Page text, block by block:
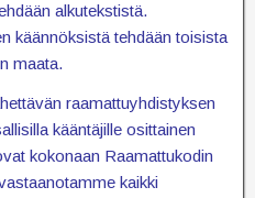
alkutekstistä.
käännöksistä tehdään toisista
maata.
raamattuyhdistyksen
kääntäjille osittainen
kokonaan Raamattukodin
kaikki